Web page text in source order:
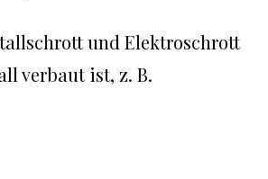
und Elektroschrott
verbaut ist, z. B.